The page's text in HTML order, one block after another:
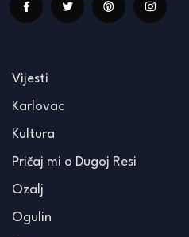
Vijesti
Karlovac
Kultura
Pričaj mi o Dugoj Resi
Ozalj
Ogulin